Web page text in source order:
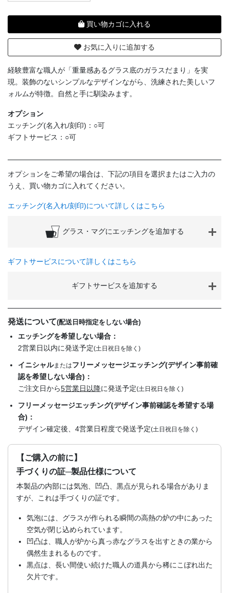
経験豊富な職人が「重量感あるグラス底のガラスだまり」を実
現。装飾のないシンプルなデザインながら、洗練された美しいフ
ォルムが特徴。自然と手に馴染みます。
オプション
エッチング(名入れ/刻印)：○可
ギフトサービス：○可
買い物カゴに入れる
お気に入りに追加する
発送について(配送日時指定をしない場合)
エッチングを希望しない場合：
2営業日以内に発送予定(土日祝日を除く)
イニシャルまたはフリーメッセージエッチング(デザイン事前確
認を希望しない場合)：
ご注文日から5営業日以降に発送予定(土日祝日を除く)
フリーメッセージエッチング(デザイン事前確認を希望する場
合)：
デザイン確定後、4営業日程度で発送予定(土日祝日を除く)
オプションをご希望の場合は、下記の項目を選択またはご入力の
うえ、買い物カゴに入れてください。
エッチング(名入れ/刻印)について詳しくはこちら
グラス・マグにエッチングを追加する
ギフトサービスについて詳しくはこちら
ギフトサービスを追加する
【ご購入の前に】
手づくりの証─製品仕様について
本製品の内部には気泡、凹凸、黒点が見られる場合がありま
すが、これは手づくりの証です。
気泡には、グラスが作られる瞬間の高熱の炉の中にあった
空気が閉じ込められています。
凹凸は、職人が炉から真っ赤なグラスを出すときの業から
偶然生まれるものです。
黒点は、長い間使い続けた職人の道具から稀にこぼれ出た
欠片です。